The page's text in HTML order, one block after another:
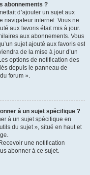
abonnements ?
d’ajouter un sujet aux
navigateur internet. Vous ne
aux favoris était mis à jour.
aux abonnements. Vous
sujet ajouté aux favoris est
de la mise à jour d’un
options de notification des
depuis le panneau de
forum ».
à un sujet spécifique ?
à un sujet spécifique en
du sujet », situé en haut et
une notification
abonner à ce sujet.